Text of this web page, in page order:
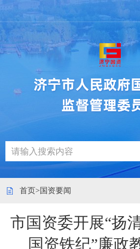
首页>国资要闻
市国资委开展“扬
国资铁纪”廉政